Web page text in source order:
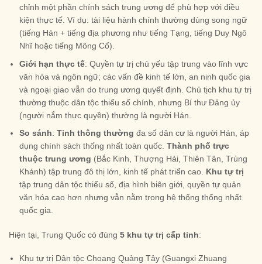
chỉnh một phần chính sách trung ương để phù hợp với điều
kiện thực tế. Ví dụ: tài liệu hành chính thường dùng song ngữ
(tiếng Hán + tiếng địa phương như tiếng Tạng, tiếng Duy Ngô
Nhĩ hoặc tiếng Mông Cổ).
Giới hạn thực tế: Quyền tự trị chủ yếu tập trung vào lĩnh vực
văn hóa và ngôn ngữ; các vấn đề kinh tế lớn, an ninh quốc gia
và ngoại giao vẫn do trung ương quyết định. Chủ tịch khu tự trị
thường thuộc dân tộc thiểu số chính, nhưng Bí thư Đảng ủy
(người nắm thực quyền) thường là người Hán.
So sánh:Tỉnh thông thường đa số dân cư là người Hán, áp
dụng chính sách thống nhất toàn quốc.Thành phố trực
thuộc trung ương (Bắc Kinh, Thượng Hải, Thiên Tân, Trùng
Khánh) tập trung đô thị lớn, kinh tế phát triển cao. Khu tự trị
tập trung dân tộc thiểu số, địa hình biên giới, quyền tự quản
văn hóa cao hơn nhưng vẫn nằm trong hệ thống thống nhất
quốc gia.
Hiện tại, Trung Quốc có đúng 5 khu tự trị cấp tỉnh:
Khu tự trị Dân tộc Choang Quảng Tây (Guangxi Zhuang